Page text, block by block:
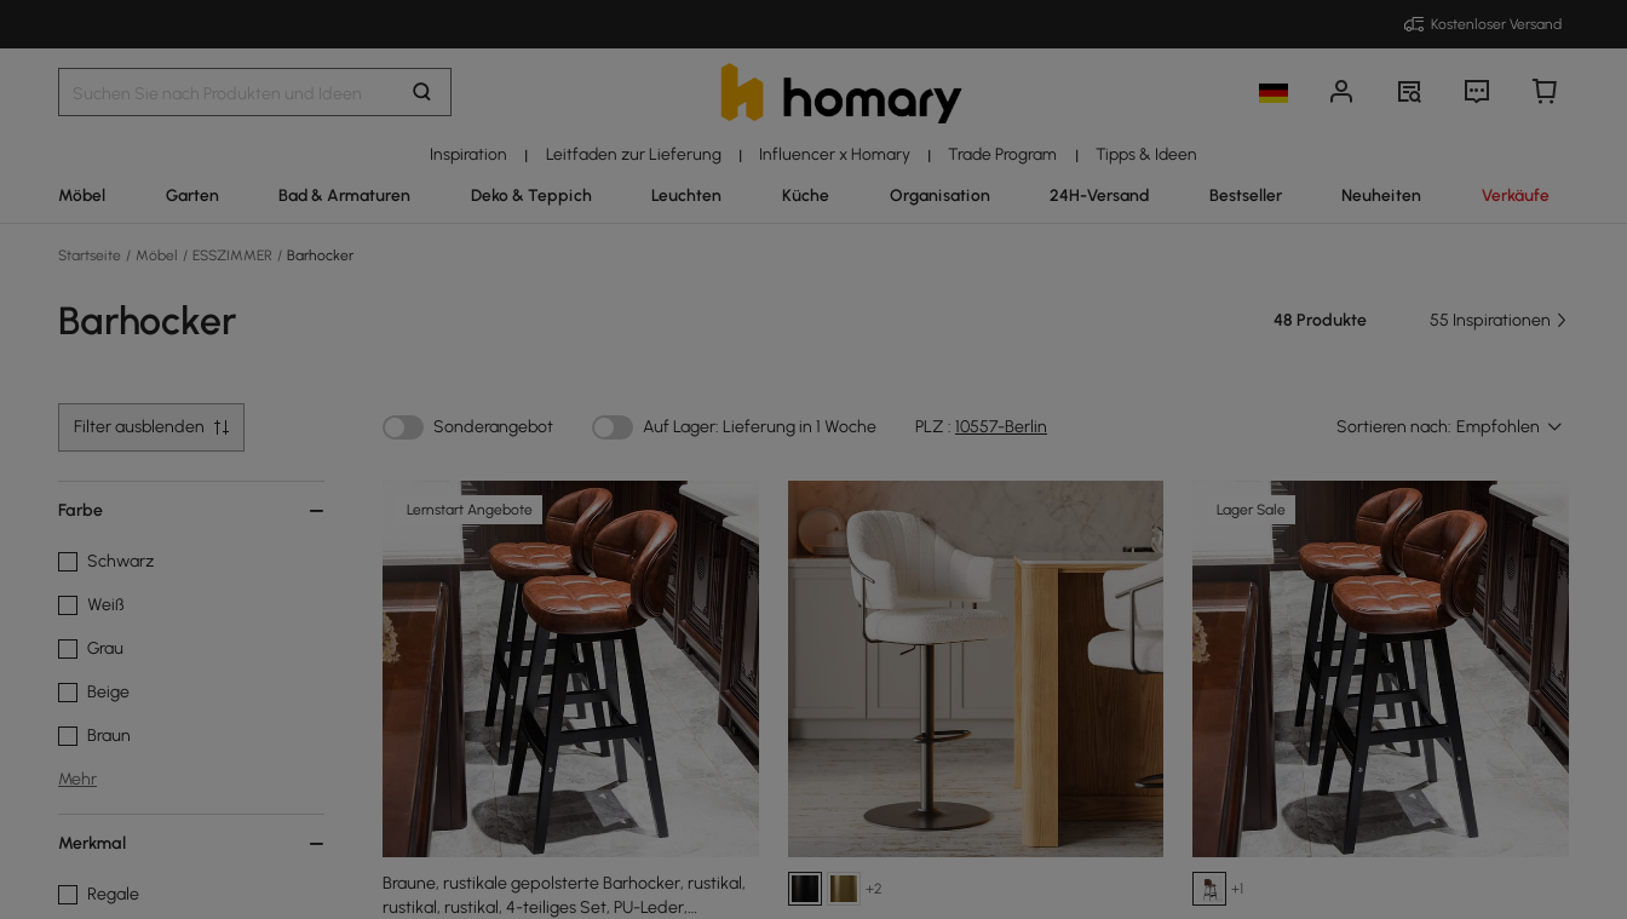
Kostenloser Versand
Inspiration | Leitfaden zur Lieferung | Influencer x Homary | Trade Program | Tipps & Ideen
Möbel Garten Bad & Armaturen Deko & Teppich Leuchten Küche Organisation 24H-Versand Bestseller Neuheiten Verkäufe
Startseite / Möbel / ESSZIMMER / Barhocker
Barhocker 48 Produkte 55 Inspirationen
Filter ausblenden Sonderangebot Auf Lager: Lieferung in 1 Woche PLZ : 10557-Berlin Sortieren nach: Empfohlen
Farbe
Schwarz
Weiß
Grau
Beige
Braun
Mehr
Merkmal
Regale
Lernstart Angebote
Braune, rustikale gepolsterte Barhocker, rustikal,
rustikal, rustikal, 4-teiliges Set, PU-Leder,
+2
Lager Sale
+1